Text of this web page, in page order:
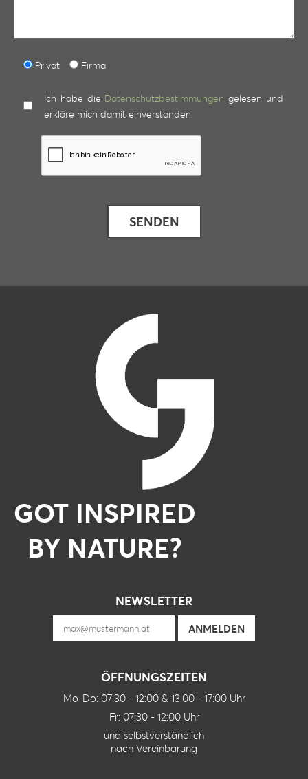
Privat Firma
Ich habe die Datenschutzbestimmungen gelesen und
erkläre mich damit einverstanden.
GOT INSPIRED
BY NATURE?
NEWSLETTER
ÖFFNUNGSZEITEN
Mo-Do: 07:30 - 12:00 & 13:00 - 17:00 Uhr
Fr: 07:30 - 12:00 Uhr
und selbstverständlich
nach Vereinbarung